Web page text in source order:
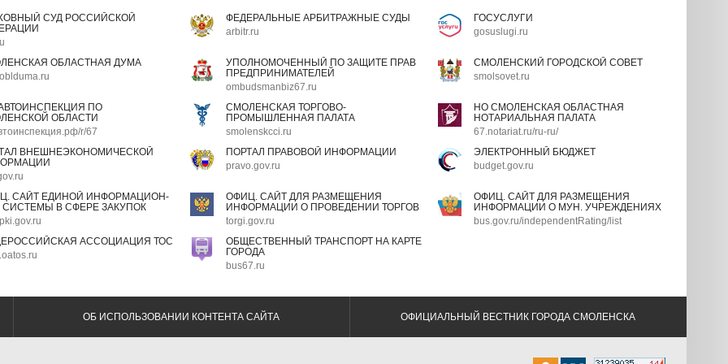
СУД РОССИЙСКОЙ
ФЕДЕРАЛЬНЫЕ АРБИТРАЖНЫЕ СУДЫ
arbitr.ru
ГОСУСЛУГИ
gosuslugi.ru
ОБЛАСТНАЯ ДУМА
УПОЛНОМОЧЕННЫЙ ПО ЗАЩИТЕ ПРАВ
ПРЕДПРИНИМАТЕЛЕЙ
ombudsmanbiz67.ru
СМОЛЕНСКИЙ ГОРОДСКОЙ СОВЕТ
smolsovet.ru
ПО
ОБЛАСТИ
r/67
СМОЛЕНСКАЯ ТОРГОВО-
ПРОМЫШЛЕННАЯ ПАЛАТА
smolenskcci.ru
НО СМОЛЕНСКАЯ ОБЛАСТНАЯ
НОТАРИАЛЬНАЯ ПАЛАТА
67.notariat.ru/ru-ru/
ВНЕШНЕЭКОНОМИЧЕСКОЙ
ПОРТАЛ ПРАВОВОЙ ИНФОРМАЦИИ
pravo.gov.ru
ЭЛЕКТРОННЫЙ БЮДЖЕТ
budget.gov.ru
САЙТ ЕДИНОЙ ИНФОРМАЦИОН-
СИСТЕМЫ В СФЕРЕ ЗАКУПОК
ОФИЦ. САЙТ ДЛЯ РАЗМЕЩЕНИЯ
ИНФОРМАЦИИ О ПРОВЕДЕНИИ ТОРГОВ
torgi.gov.ru
ОФИЦ. САЙТ ДЛЯ РАЗМЕЩЕНИЯ
ИНФОРМАЦИИ О МУН. УЧРЕЖДЕНИЯХ
bus.gov.ru/independentRating/list
АССОЦИАЦИЯ ТОС
ОБЩЕСТВЕННЫЙ ТРАНСПОРТ НА КАРТЕ
ГОРОДА
bus67.ru
ОБ ИСПОЛЬЗОВАНИИ КОНТЕНТА САЙТА ОФИЦИАЛЬНЫЙ ВЕСТНИК ГОРОДА СМОЛЕНСКА